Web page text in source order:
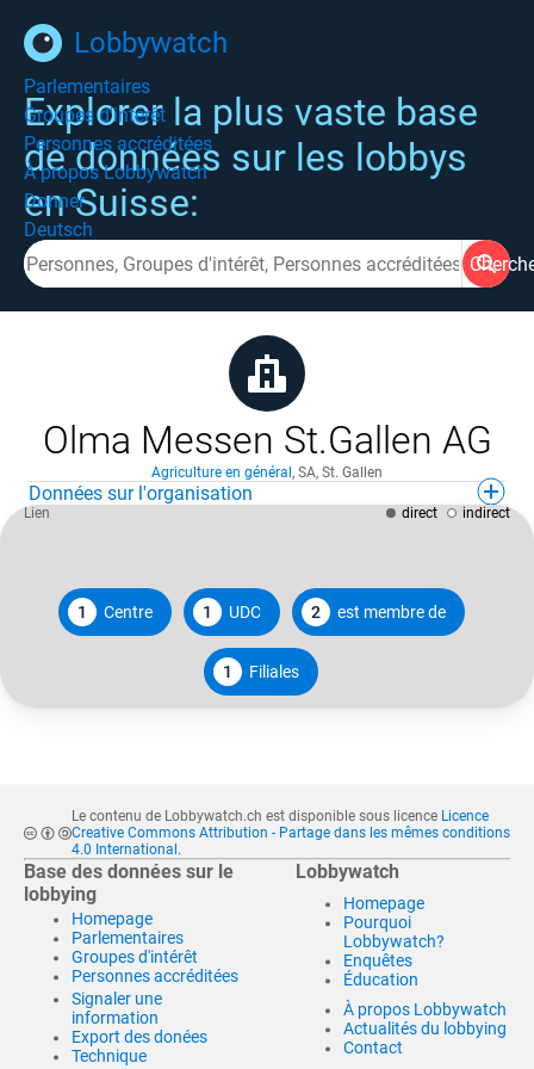
Lobbywatch
Parlementaires
Groupes d'intérêt
Personnes accréditées
À propos Lobbywatch
Donner
Deutsch
Explorer la plus vaste base
de données sur les lobbys
en Suisse:
Olma Messen St.Gallen AG
Agriculture en général , SA, St. Gallen
Données sur l'organisation
1 Centre 1 UDC 2 est membre de
1 Filiales
Lien direct indirect
Le contenu de Lobbywatch.ch est disponible sous licence Licence
Creative Commons Attribution - Partage dans les mêmes conditions
4.0 International .
Base des données sur le
lobbying
Homepage
Parlementaires
Groupes d'intérêt
Personnes accréditées
Signaler une
information
Export des donées
Technique
Lobbywatch
Homepage
Pourquoi
Lobbywatch?
Enquêtes
Éducation
À propos Lobbywatch
Actualités du lobbying
Contact